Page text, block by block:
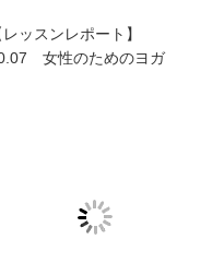
レッスンレポート】
女性のためのヨガ